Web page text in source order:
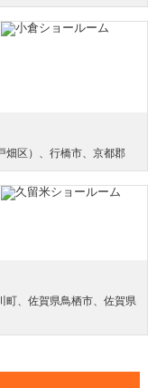
畑区）、行橋市、京都郡
町、佐賀県鳥栖市、佐賀県